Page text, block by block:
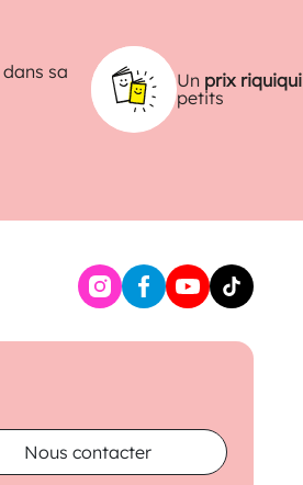
dans sa
Un prix riquiqui
petits
Nous contacter